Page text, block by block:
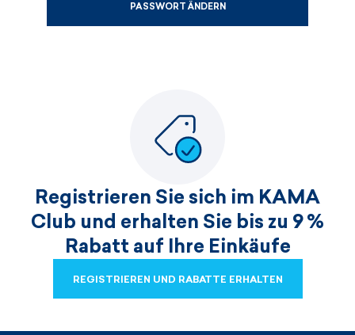
PASSWORT ÄNDERN
Registrieren Sie sich im KAMA
Club und erhalten Sie bis zu 9 %
Rabatt auf Ihre Einkäufe
REGISTRIEREN UND RABATTE ERHALTEN